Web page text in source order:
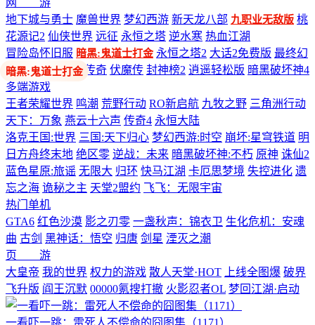
地下城与勇士 魔兽世界 梦幻西游 新天龙八部 九职业无敌版 桃
花源记2 仙侠世界 远征 永恒之塔 逆水寒 热血江湖
冒险岛怀旧服 暗黑:鬼道士打金 永恒之塔2 大话2免费版 最终幻
想14 剑网3 热血传奇 伏魔传 封神榜2 逍遥轻松版 暗黑破坏神4
多端游戏
王者荣耀世界 鸣潮 荒野行动 RO新启航 九牧之野 三角洲行动
天下：万象 燕云十六声 传奇4 永恒大陆
洛克王国:世界 三国:天下归心 梦幻西游:时空 崩坏:星穹铁道 明
日方舟终末地 绝区零 逆战：未来 暗黑破坏神:不朽 原神 诛仙2
蓝色星原:旅谣 无限大 归环 快马江湖 卡厄思梦境 失控进化 遗
忘之海 诡秘之主 天堂2盟约 飞飞：无限宇宙
热门单机
GTA6 红色沙漠 影之刃零 一盏秋声：锦衣卫 生化危机：安魂
曲 古剑 黑神话：悟空 归唐 剑星 湮灭之潮
页 游
大皇帝 我的世界 权力的游戏 散人天堂·HOT 上线全图爆 破界
飞升版 阎王沉默 00000氪搜打撤 火影忍者OL 梦回江湖·启动
一看吓一跳：雷死人不偿命的囧图集（1171）